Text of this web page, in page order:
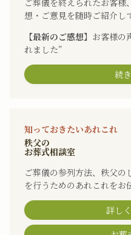
ご葬儀を終えられたお客
想・ご意見を随時ご紹介し
【最新のご感想】 お客様の
れました”
続
知っておきたいあれこれ
秩父の
お葬式相談室
ご葬儀の参列方法、秩父
を行うためのあれこれをお
詳し